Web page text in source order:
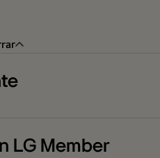
LG Member